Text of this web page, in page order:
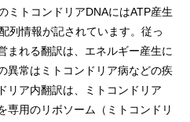
ミトコンドリアDNAにはATP産生
列情報が記されています。従っ
まれる翻訳は、エネルギー産生に
異常はミトコンドリア病などの疾
リア内翻訳は、ミトコンドリア
専用のリボソーム（ミトコンドリ